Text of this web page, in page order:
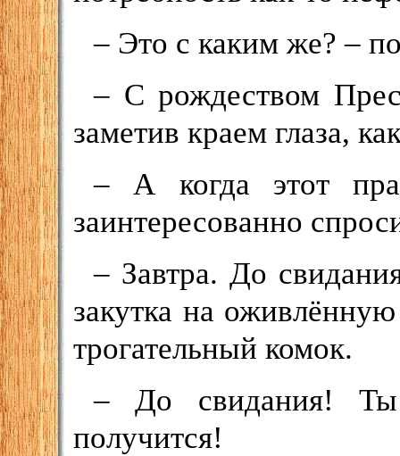
– Это с каким же? –
– С рождеством
заметив краем глаза,
– А когда этот
заинтересованно
– Завтра. До
закутка на
трогательный комок.
– До свидания! Ты
получится!